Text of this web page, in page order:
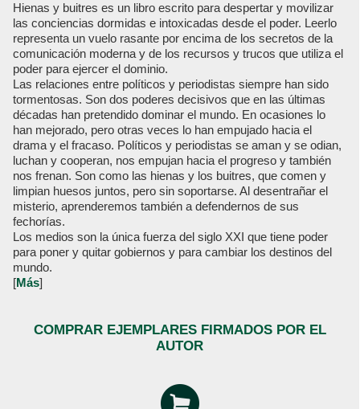
Hienas y buitres es un libro escrito para despertar y movilizar
las conciencias dormidas e intoxicadas desde el poder. Leerlo
representa un vuelo rasante por encima de los secretos de la
comunicación moderna y de los recursos y trucos que utiliza el
poder para ejercer el dominio.
Las relaciones entre políticos y periodistas siempre han sido
tormentosas. Son dos poderes decisivos que en las últimas
décadas han pretendido dominar el mundo. En ocasiones lo
han mejorado, pero otras veces lo han empujado hacia el
drama y el fracaso. Políticos y periodistas se aman y se odian,
luchan y cooperan, nos empujan hacia el progreso y también
nos frenan. Son como las hienas y los buitres, que comen y
limpian huesos juntos, pero sin soportarse. Al desentrañar el
misterio, aprenderemos también a defendernos de sus
fechorías.
Los medios son la única fuerza del siglo XXI que tiene poder
para poner y quitar gobiernos y para cambiar los destinos del
mundo.
[Más]
COMPRAR EJEMPLARES FIRMADOS POR EL
AUTOR